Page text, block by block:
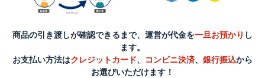
商品の引き渡しが確認できるまで、運営が代金を一旦お預かり し
ます。
お支払い方法はクレジットカード、 コンビニ決済、 銀行振込から
お選びいただけます！